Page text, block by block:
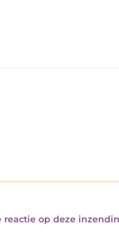
reactie op deze